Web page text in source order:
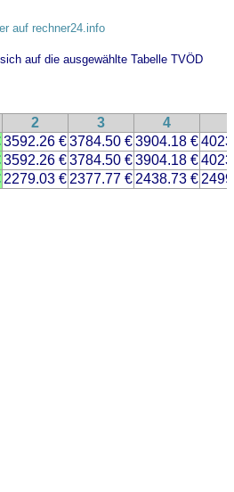
auf rechner24.info
auf die ausgewählte Tabelle TVÖD
2 3 4
3592.26 €3784.50 €3904.18 €
3592.26 €3784.50 €3904.18 €
2279.03 € 2377.77 € 2438.73 €